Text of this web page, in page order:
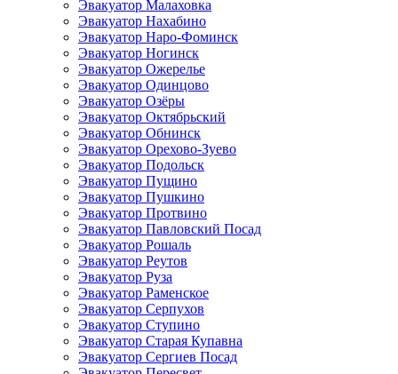
Эвакуатор Малаховка
Эвакуатор Нахабино
Эвакуатор Наро-Фоминск
Эвакуатор Ногинск
Эвакуатор Ожерелье
Эвакуатор Одинцово
Эвакуатор Озёры
Эвакуатор Октябрьский
Эвакуатор Обнинск
Эвакуатор Орехово-Зуево
Эвакуатор Подольск
Эвакуатор Пущино
Эвакуатор Пушкино
Эвакуатор Протвино
Эвакуатор Павловский Посад
Эвакуатор Рошаль
Эвакуатор Реутов
Эвакуатор Руза
Эвакуатор Раменское
Эвакуатор Серпухов
Эвакуатор Ступино
Эвакуатор Старая Купавна
Эвакуатор Сергиев Посад